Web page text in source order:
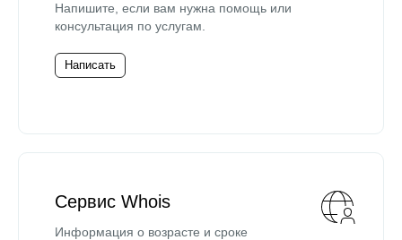
Напишите, если вам нужна помощь или
консультация по услугам.
Написать
Сервис Whois
Информация о возрасте и сроке